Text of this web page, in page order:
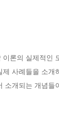
론의 실제적인
사례들을 소
소개되는 개념